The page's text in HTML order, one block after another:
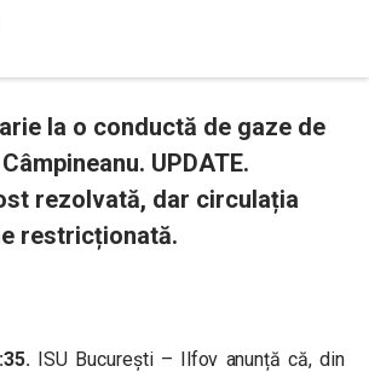
la o conductă de gaze de
UPDATE.
rezolvată, dar circulația
restricționată.
ISU București – Ilfov anunță că, din